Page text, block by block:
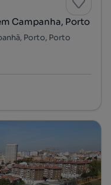
Campanha, Porto
Porto, Porto